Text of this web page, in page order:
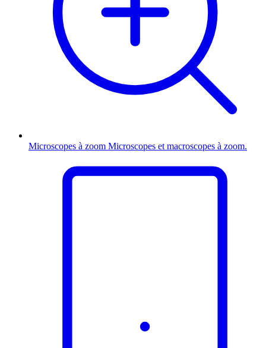
Microscopes à zoom Microscopes et macroscopes à zoom.